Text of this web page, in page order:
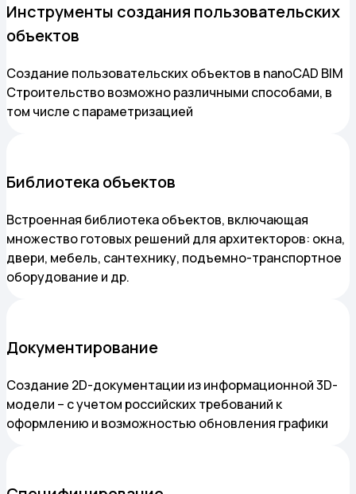
Инструменты создания пользовательских
объектов
Создание пользовательских объектов в nanoCAD BIM
Строительство возможно различными способами, в
том числе с параметризацией
Библиотека объектов
Встроенная библиотека объектов, включающая
множество готовых решений для архитекторов: окна,
двери, мебель, сантехнику, подъемно-транспортное
оборудование и др.
Документирование
Создание 2D-документации из информационной 3D-
модели – с учетом российских требований к
оформлению и возможностью обновления графики